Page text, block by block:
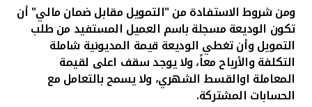
ومن شروط الاستفادة من "التمويل مقابل ضمان مالي" أن
تكون الوديعة مسجلة باسم العميل المستفيد من طلب
التمويل وأن تغطي الوديعة قيمة المديونية شاملة
التكلفة والأرباح معاً، ولا يوجد سقف اعلى لقيمة
المعاملة اوالقسط الشهري، ولا يسمح بالتعامل مع
الحسابات المشتركة.